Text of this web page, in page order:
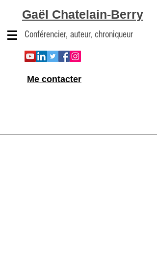
Gaël Chatelain-Berry
Conférencier, auteur, chroniqueur
Me contacter